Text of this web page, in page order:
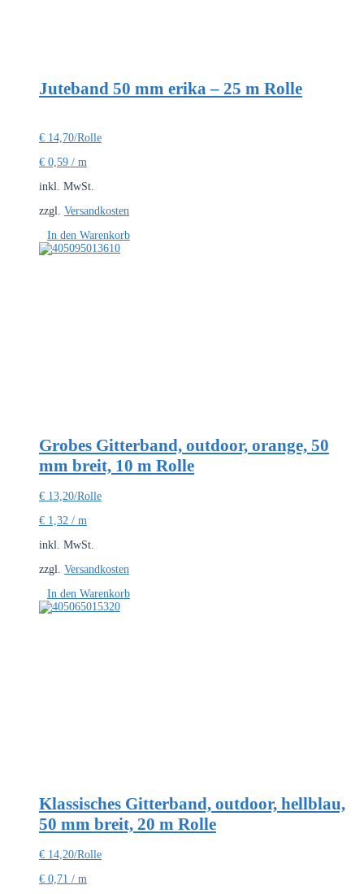
Juteband 50 mm erika – 25 m Rolle
€ 14,70/Rolle
€ 0,59 / m
inkl. MwSt.
zzgl. Versandkosten
In den Warenkorb
Grobes Gitterband, outdoor, orange, 50
mm breit, 10 m Rolle
€ 13,20/Rolle
€ 1,32 / m
inkl. MwSt.
zzgl. Versandkosten
In den Warenkorb
Klassisches Gitterband, outdoor, hellblau,
50 mm breit, 20 m Rolle
€ 14,20/Rolle
€ 0,71 / m